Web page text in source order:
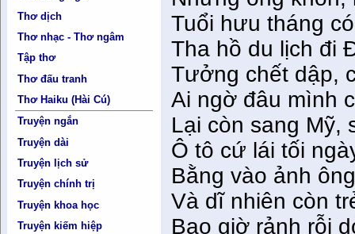
Thơ dịch
Thơ nhạc - Thơ ngâm
Tập thơ
Thơ đấu tranh
Thơ Haiku (Hài Cú)
Truyện ngắn
Truyện dài
Truyện lịch sử
Truyện chính trị
Truyện khoa học
Truyện kiếm hiệp
Tuổi hưu tháng
Tha hồ du lịch đi
Tưởng chết dập,
Ai ngờ đâu mình
Lại còn sang Mỹ,
Ô tô cứ lái tối
Bằng vào ảnh
Và dĩ nhiên còn
Bao giờ rảnh rỗi